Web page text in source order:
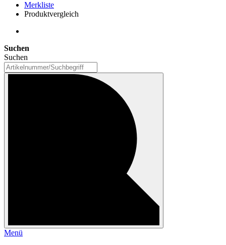
Merkliste
Produktvergleich
Suchen
Suchen
Menü